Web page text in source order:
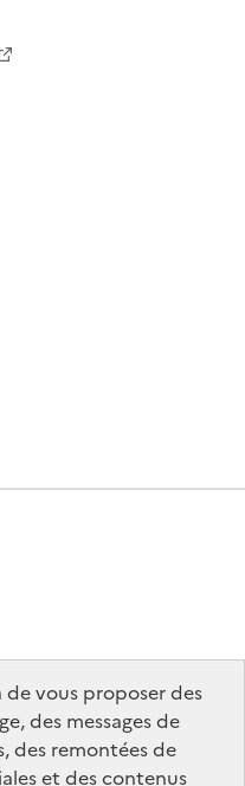
de vous proposer des
des messages de
des remontées de
et des contenus